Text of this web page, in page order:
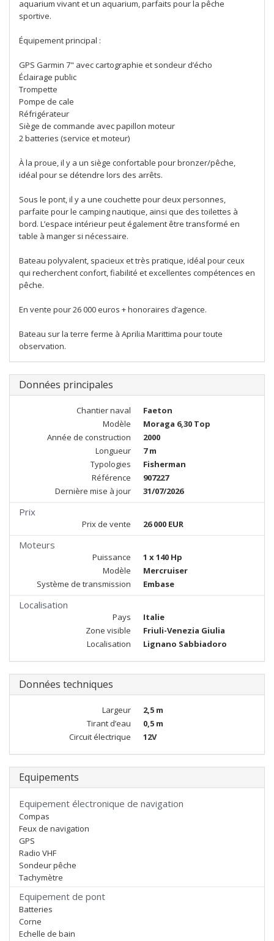
aquarium vivant et un aquarium, parfaits pour la pêche
sportive.
Équipement principal :
GPS Garmin 7" avec cartographie et sondeur d’écho
Éclairage public
Trompette
Pompe de cale
Réfrigérateur
Siège de commande avec papillon moteur
2 batteries (service et moteur)
À la proue, il y a un siège confortable pour bronzer/pêche,
idéal pour se détendre lors des arrêts.
Sous le pont, il y a une couchette pour deux personnes,
parfaite pour le camping nautique, ainsi que des toilettes à
bord. L’espace intérieur peut également être transformé en
table à manger si nécessaire.
Bateau polyvalent, spacieux et très pratique, idéal pour ceux
qui recherchent confort, fiabilité et excellentes compétences en
pêche.
En vente pour 26 000 euros + honoraires d’agence.
Bateau sur la terre ferme à Aprilia Marittima pour toute
observation.
Données principales
Chantier naval
Faeton
Modèle
Moraga 6,30 Top
Année de construction
2000
Longueur
7 m
Typologies
Fisherman
Référence
907227
Dernière mise à jour
31/07/2026
Prix
Prix de vente 26 000 EUR
Moteurs
Puissance
1 x 140 Hp
Modèle
Mercruiser
Système de transmission
Embase
Localisation
Pays
Italie
Zone visible
Friuli-Venezia Giulia
Localisation
Lignano Sabbiadoro
Données techniques
Largeur
2,5 m
Tirant d’eau
0,5 m
Circuit électrique
12V
Equipements
Equipement électronique de navigation
Compas
Feux de navigation
GPS
Radio VHF
Sondeur pêche
Tachymètre
Equipement de pont
Batteries
Corne
Echelle de bain